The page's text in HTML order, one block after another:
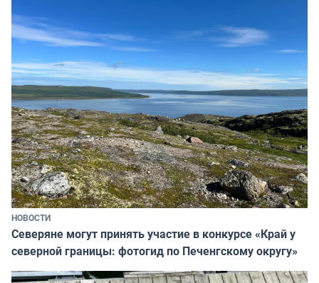
НОВОСТИ
Северяне могут принять участие в конкурсе «Край у
северной границы: фотогид по Печенгскому округу»